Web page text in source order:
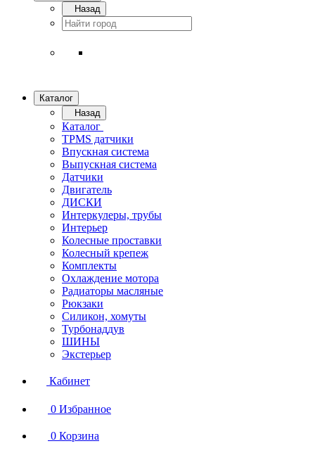
Назад
Каталог
Назад
Каталог
TPMS датчики
Впускная система
Выпускная система
Датчики
Двигатель
ДИСКИ
Интеркулеры, трубы
Интерьер
Колесные проставки
Колесный крепеж
Комплекты
Охлаждение мотора
Радиаторы масляные
Рюкзаки
Силикон, хомуты
Турбонаддув
ШИНЫ
Экстерьер
Кабинет
0 Избранное
0 Корзина